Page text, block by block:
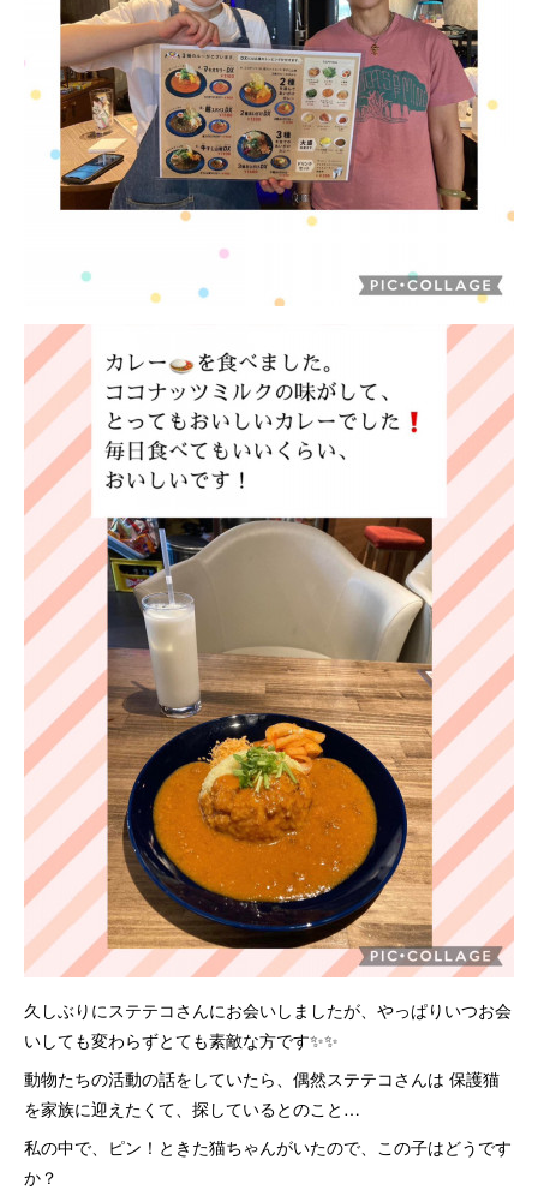
久しぶりにステテコさんにお会いしましたが、やっぱりいつお会
いしても変わらずとても素敵な方です✨✨
動物たちの活動の話をしていたら、偶然ステテコさんは 保護猫
を家族に迎えたくて、探しているとのこと…
私の中で、ピン！ときた猫ちゃんがいたので、この子はどうです
か？